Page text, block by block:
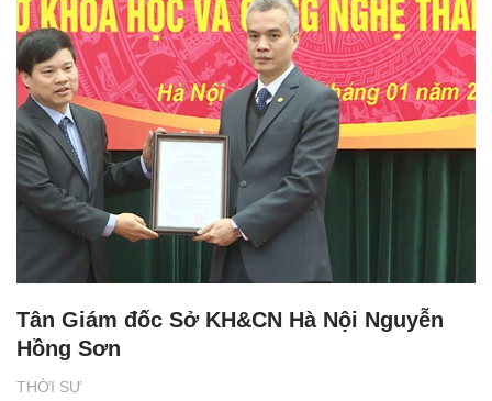
THỜI SỰ
Tân Giám đốc Sở KH&CN Hà Nội Nguyễn
Hồng Sơn